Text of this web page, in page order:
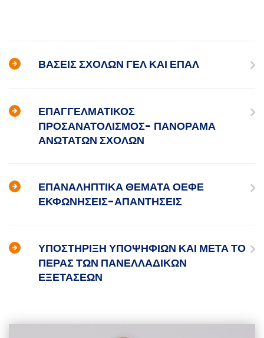
ΒΑΣΕΙΣ ΣΧΟΛΩΝ ΓΕΛ ΚΑΙ ΕΠΑΛ
ΕΠΑΓΓΕΛΜΑΤΙΚΟΣ
ΠΡΟΣΑΝΑΤΟΛΙΣΜΟΣ- ΠΑΝΟΡΑΜΑ
ΑΝΩΤΑΤΩΝ ΣΧΟΛΩΝ
ΕΠΑΝΑΛΗΠΤΙΚΑ ΘΕΜΑΤΑ ΟΕΦΕ
ΕΚΦΩΝΗΣΕΙΣ-ΑΠΑΝΤΗΣΕΙΣ
ΥΠΟΣΤΗΡΙΞΗ ΥΠΟΨΗΦΙΩΝ ΚΑΙ ΜΕΤΑ ΤΟ
ΠΕΡΑΣ ΤΩΝ ΠΑΝΕΛΛΑΔΙΚΩΝ
ΕΞΕΤΑΣΕΩΝ